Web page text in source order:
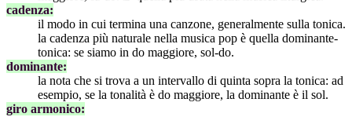
cadenza:
il modo in cui termina una canzone, generalmente sulla tonica.
la cadenza più naturale nella musica pop è quella dominante-
tonica: se siamo in do maggiore, sol-do.
dominante:
la nota che si trova a un intervallo di quinta sopra la tonica: ad
esempio, se la tonalità è do maggiore, la dominante è il sol.
giro armonico: